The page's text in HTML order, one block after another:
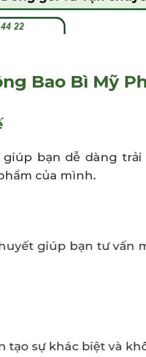
Bao Bì Mỹ
bạn dễ dàng
của mình.
giúp bạn tư vấn
sự khác biệt và